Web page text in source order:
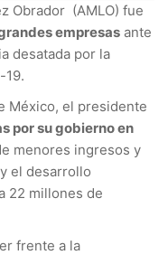
Obrador (AMLO) fue
empresas ante
desatada por la
19.
México, el presidente
por su gobierno en
menores ingresos y
el desarrollo
22 millones de
frente a la